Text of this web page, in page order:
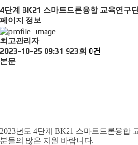
4단계 BK21 스마트드론융합 교육연
페이지 정보
최고관리자
2023-10-25 09:31 923회 0건
본문
2023년도 4단계 BK21 스마트드론융합
분들의 많은 지원 바랍니다.